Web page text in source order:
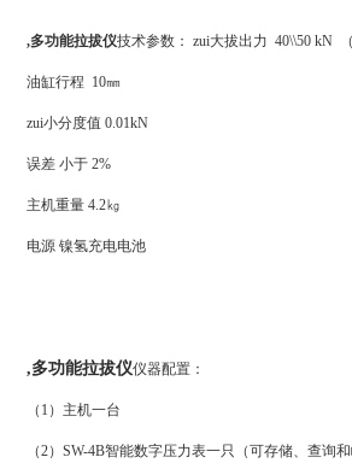
,多功能拉拔仪技术参数： zui大拔出力 40\\50 kN （
油缸行程 10㎜
zui小分度值 0.01kN
误差 小于 2%
主机重量 4.2㎏
电源 镍氢充电电池
,多功能拉拔仪仪器配置：
（ 1 ）主机一台
（2） SW-4B智能数字压力表一只（可存储、查询和